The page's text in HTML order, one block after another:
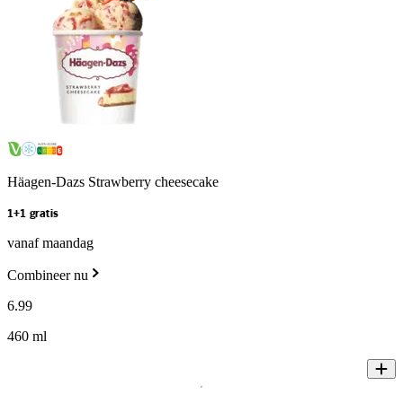
Häagen-Dazs Strawberry cheesecake
1+1 gratis
vanaf maandag
Combineer nu
6.99
460 ml